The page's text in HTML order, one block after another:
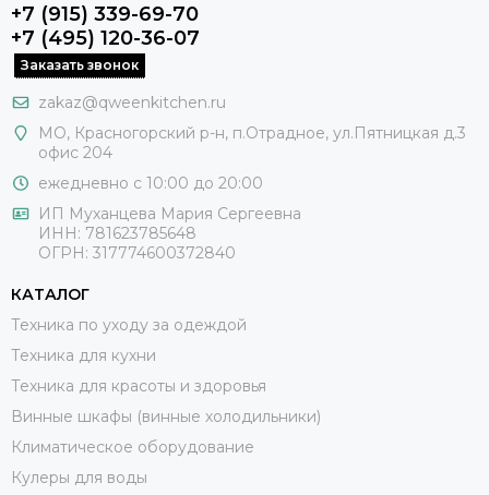
+7 (915) 339-69-70
+7 (495) 120-36-07
Заказать звонок
zakaz@qweenkitchen.ru
МО, Красногорский р-н, п.Отрадное, ул.Пятницкая д.3
офис 204
ежедневно с 10:00 до 20:00
ИП Муханцева Мария Сергеевна
ИНН: 781623785648
ОГРН: 317774600372840
КАТАЛОГ
Техника по уходу за одеждой
Техника для кухни
Техника для красоты и здоровья
Винные шкафы (винные холодильники)
Климатическое оборудование
Кулеры для воды